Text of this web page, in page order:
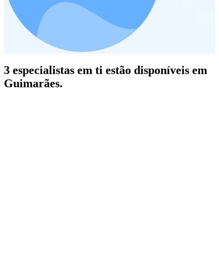
3 especialistas em ti estão disponíveis em
Guimarães.